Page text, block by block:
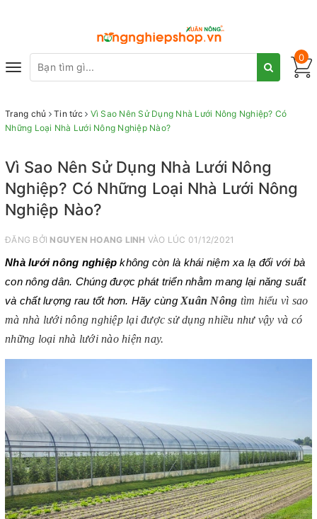
Toggle
0
Trang chủ Tin tức
Vì Sao Nên Sử Dụng Nhà Lưới Nông Nghiệp? Có
Những Loại Nhà Lưới Nông Nghiệp Nào?
Vì Sao Nên Sử Dụng Nhà Lưới Nông
Nghiệp? Có Những Loại Nhà Lưới Nông
Nghiệp Nào?
ĐĂNG BỞI NGUYEN HOANG LINH VÀO LÚC 01/12/2021
Nhà lưới nông nghiệp không còn là khái niệm xa lạ đối với bà
con nông dân. Chúng được phát triển nhằm mang lại năng suất
và chất lượng rau tốt hơn. Hãy cùng Xuân Nông tìm hiểu vì sao
mà nhà lưới nông nghiệp lại được sử dụng nhiều như vậy và có
những loại nhà lưới nào hiện nay.